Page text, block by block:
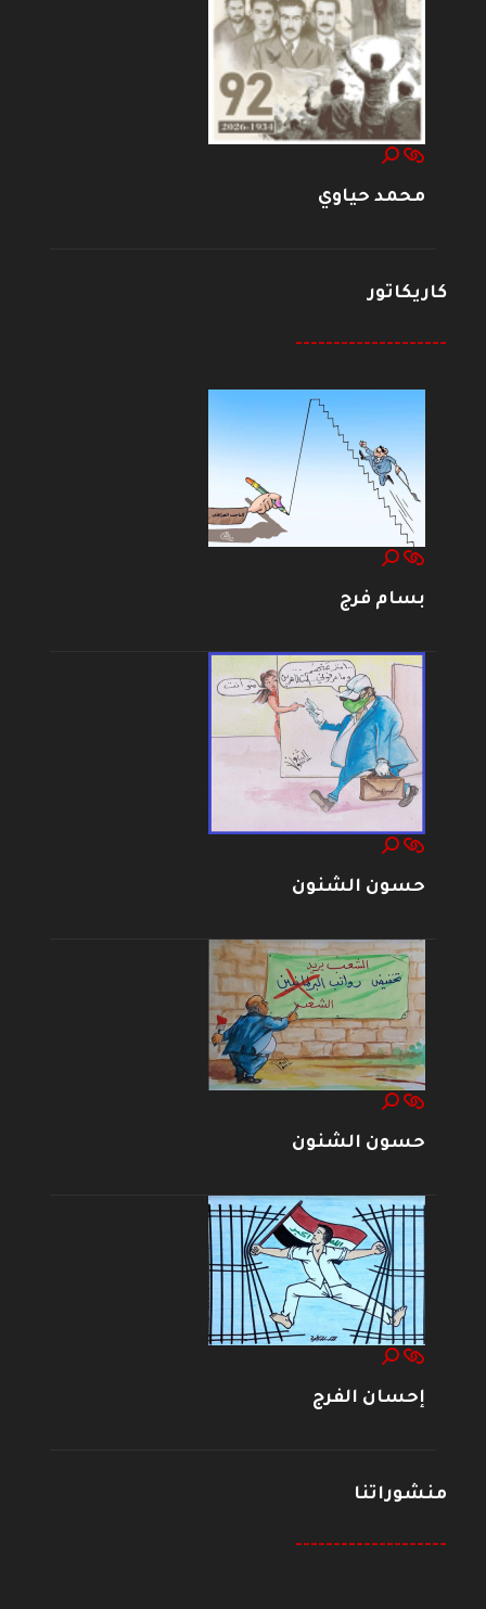
محمد حياوي
كاريكاتور
--------------------
بسام فرج
حسون الشنون
حسون الشنون
إحسان الفرج
منشوراتنا
--------------------